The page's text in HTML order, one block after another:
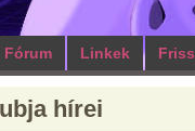
Fórum Linkek Friss
hírei